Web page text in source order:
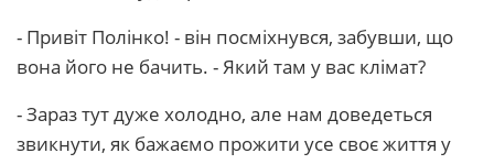
- Привіт Полінко! - він посміхнувся, забувши, що
вона його не бачить. - Який там у вас клімат?
- Зараз тут дуже холодно, але нам доведеться
звикнути, як бажаємо прожити усе своє життя у